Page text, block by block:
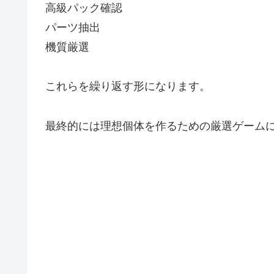
高級パック確認
パーツ抽出
機質厳選
これらを繰り返す形になります。
最終的には理想個体を作るための厳選ゲーム